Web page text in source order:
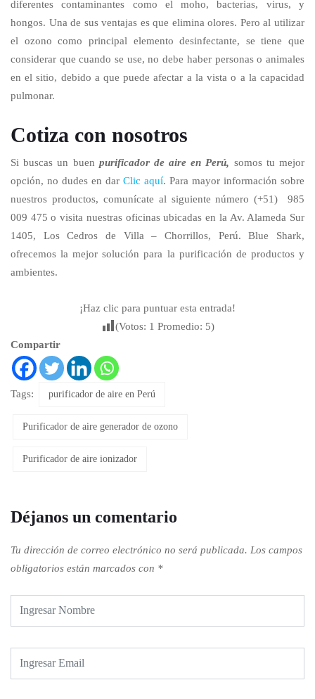
diferentes contaminantes como el moho, bacterias, virus, y
hongos. Una de sus ventajas es que elimina olores. Pero al utilizar
el ozono como principal elemento desinfectante, se tiene que
considerar que cuando se use, no debe haber personas o animales
en el sitio, debido a que puede afectar a la vista o a la capacidad
pulmonar.
Cotiza con nosotros
Si buscas un buen purificador de aire en Perú, somos tu mejor
opción, no dudes en dar Clic aquí. Para mayor información sobre
nuestros productos, comunícate al siguiente número (+51) 985
009 475 o visita nuestras oficinas ubicadas en la Av. Alameda Sur
1405, Los Cedros de Villa – Chorrillos, Perú. Blue Shark,
ofrecemos la mejor solución para la purificación de productos y
ambientes.
¡Haz clic para puntuar esta entrada!
(Votos: 1 Promedio: 5)
Compartir
Tags: purificador de aire en Perú
Purificador de aire generador de ozono
Purificador de aire ionizador
Déjanos un comentario
Tu dirección de correo electrónico no será publicada. Los campos
obligatorios están marcados con *